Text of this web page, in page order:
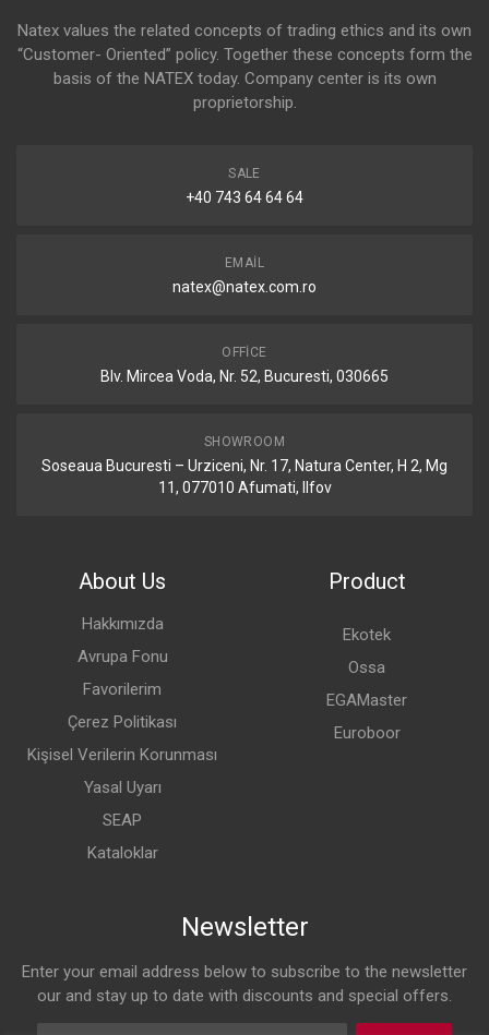
Natex values the related concepts of trading ethics and its own
“Customer- Oriented” policy. Together these concepts form the
basis of the NATEX today. Company center is its own
proprietorship.
SALE
+40 743 64 64 64
EMAIL
natex@natex.com.ro
OFFICE
Blv. Mircea Voda, Nr. 52, Bucuresti, 030665
SHOWROOM
Soseaua Bucuresti – Urziceni, Nr. 17, Natura Center, H 2, Mg
11, 077010 Afumati, Ilfov
About Us
Hakkımızda
Avrupa Fonu
Favorilerim
Çerez Politikası
Kişisel Verilerin Korunması
Yasal Uyarı
SEAP
Kataloklar
Product
Ekotek
Ossa
EGAMaster
Euroboor
Newsletter
Enter your email address below to subscribe to the newsletter
our and stay up to date with discounts and special offers.